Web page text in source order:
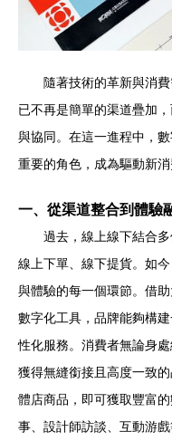
隨著技術的革新與消
已不再是簡單的渠道疊加
與協同。在這一進程中，
重要的角色，成為驅動新消
一、從渠道整合到體驗
過去，線上線下結合
線上下單、線下提貨。如
與體驗的每一個環節。借
數字化工具，品牌能夠構
性化服務。消費者無論身
獲得無縫銜接且高度一致
體店商品，即可獲取豐富
事、設計師訪談、互動游